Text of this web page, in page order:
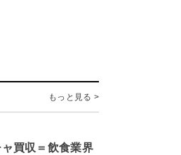
もっと見る >
買収＝飲食業界